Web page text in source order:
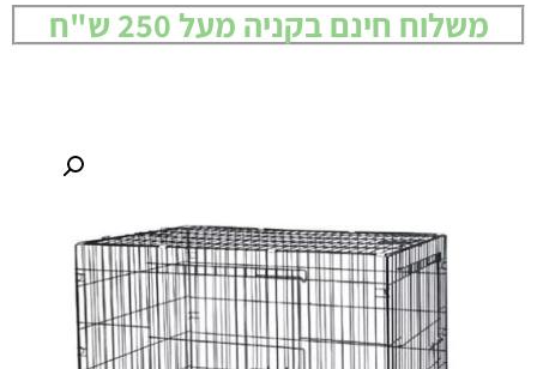
משלוח חינם בקניה מעל 250 ש"ח